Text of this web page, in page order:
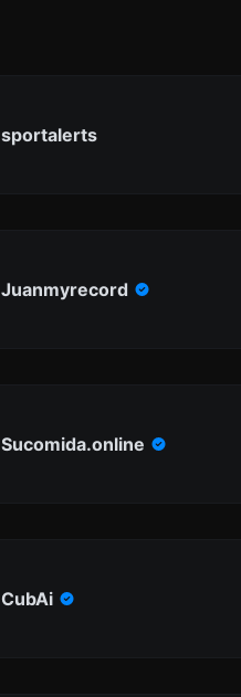
sportalerts
Juanmyrecord
Sucomida.online
CubAi